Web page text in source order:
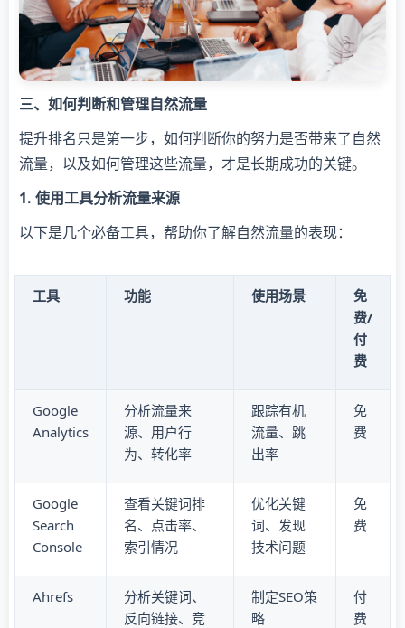
三、如何判断和管理自然流量
提升排名只是第一步，如何判断你的努力是否带来了自然
流量，以及如何管理这些流量，才是长期成功的关键。
1. 使用工具分析流量来源
以下是几个必备工具，帮助你了解自然流量的表现：
工具 功能 使用场景
免
费/
付
费
Google
Analytics
分析流量来
源、用户行
为、转化率
跟踪有机
流量、跳
出率
免
费
Google
Search
Console
查看关键词排
名、点击率、
索引情况
优化关键
词、发现
技术问题
免
费
Ahrefs
分析关键词、
反向链接、竞
制定SEO策
略
付
费